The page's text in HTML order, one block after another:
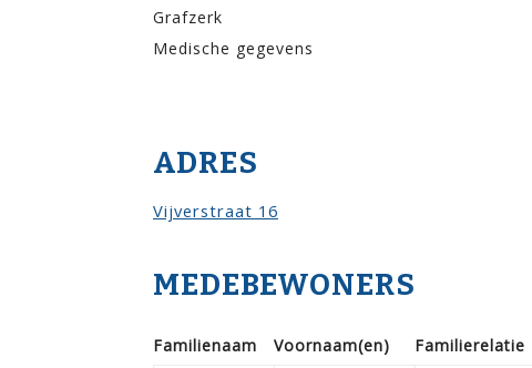
Grafzerk
Medische gegevens
ADRES
Vijverstraat 16
MEDEBEWONERS
Familie­naam Voor­naam(en) Familie­relatie